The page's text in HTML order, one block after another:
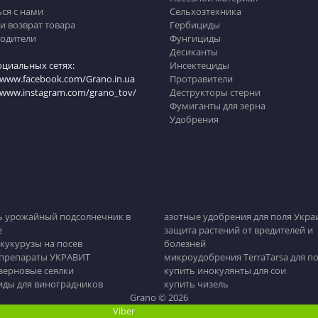
с нами
возврат товара
сетях:
Grano.in.ua
grano_tov/
Сельхозтехника
Гербициды
Фунгициды
Десиканты
Инсектециды
Протравители
Деструкторы стерни
Фумиганты для зерна
Удобрения
урожайный подсолнечник в
на посев
УКРАВИТ
сеялки
для виноградников
азотные удобрения для поля
защита растений от вредителей и
болезней
микроудобрения TerraTarsa для
купить инокулянты для сои
купить чизель
Grano © 2026
Viber